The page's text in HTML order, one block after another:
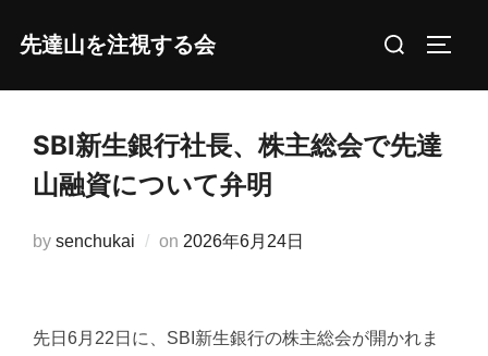
先達山を注視する会
検
対
SBI新生銀行社長、株主総会で先達
山融資について弁明
by senchukai on 投
2026年6月24日
先日6月22日に、SBI新生銀行の株主総会が開かれま